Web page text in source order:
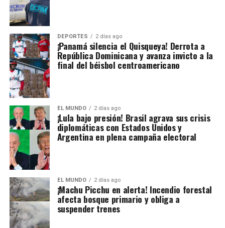
DEPORTES 2 días ago
¡Panamá silencia el Quisqueya! Derrota a
República Dominicana y avanza invicto a la
final del béisbol centroamericano
EL MUNDO 2 días ago
¡Lula bajo presión! Brasil agrava sus crisis
diplomáticas con Estados Unidos y
Argentina en plena campaña electoral
EL MUNDO 2 días ago
¡Machu Picchu en alerta! Incendio forestal
afecta bosque primario y obliga a
suspender trenes